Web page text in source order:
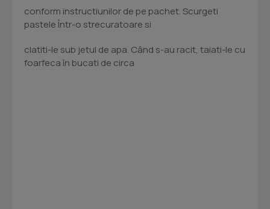
conform instructiunilor de pe pachet. Scurgeti
pastele Într-o strecuratoare si
clatiti-le sub jetul de apa. Când s-au racit, taiati-le cu
foarfeca în bucati de circa